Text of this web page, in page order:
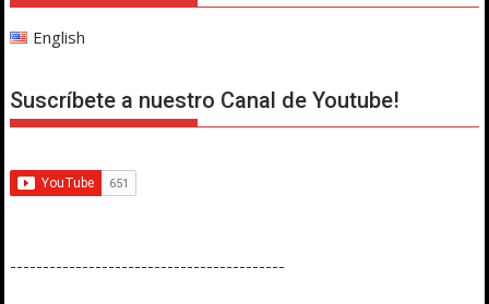
English
Suscríbete a nuestro Canal de Youtube!
------------------------------------------